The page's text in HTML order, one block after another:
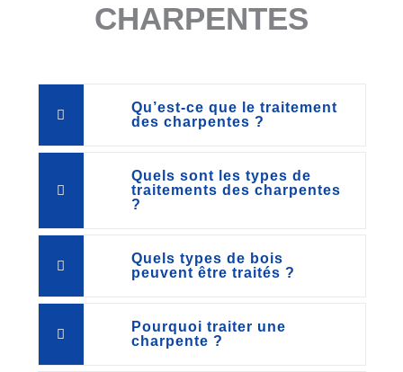
CHARPENTES
Qu’est-ce que le traitement
des charpentes ?
Quels sont les types de
traitements des charpentes
?
Quels types de bois
peuvent être traités ?
Pourquoi traiter une
charpente ?